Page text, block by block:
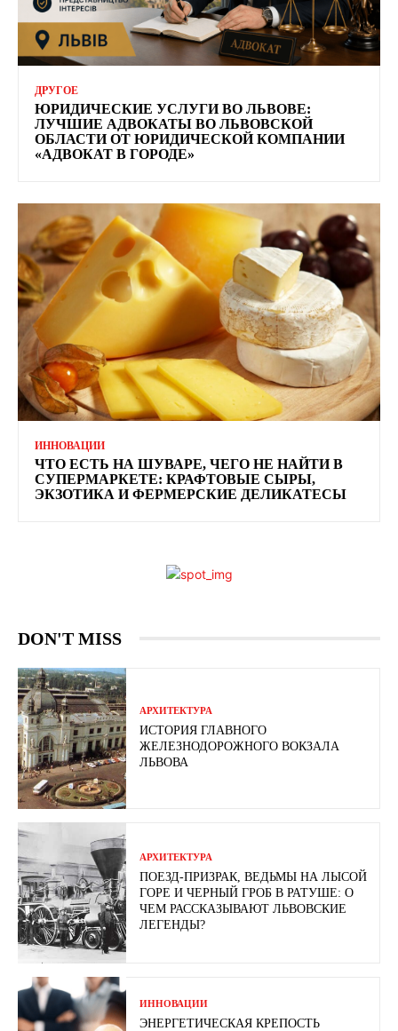
ДРУГОЕ
ЮРИДИЧЕСКИЕ УСЛУГИ ВО ЛЬВОВЕ:
ЛУЧШИЕ АДВОКАТЫ ВО ЛЬВОВСКОЙ
ОБЛАСТИ ОТ ЮРИДИЧЕСКОЙ КОМПАНИИ
«АДВОКАТ В ГОРОДЕ»
ИННОВАЦИИ
ЧТО ЕСТЬ НА ШУВАРЕ, ЧЕГО НЕ НАЙТИ В
СУПЕРМАРКЕТЕ: КРАФТОВЫЕ СЫРЫ,
ЭКЗОТИКА И ФЕРМЕРСКИЕ ДЕЛИКАТЕСЫ
DON'T MISS
АРХИТЕКТУРА
ИСТОРИЯ ГЛАВНОГО
ЖЕЛЕЗНОДОРОЖНОГО ВОКЗАЛА
ЛЬВОВА
АРХИТЕКТУРА
ПОЕЗД-ПРИЗРАК, ВЕДЬМЫ НА ЛЫСОЙ
ГОРЕ И ЧЕРНЫЙ ГРОБ В РАТУШЕ: О
ЧЕМ РАССКАЗЫВАЮТ ЛЬВОВСКИЕ
ЛЕГЕНДЫ?
ИННОВАЦИИ
ЭНЕРГЕТИЧЕСКАЯ КРЕПОСТЬ